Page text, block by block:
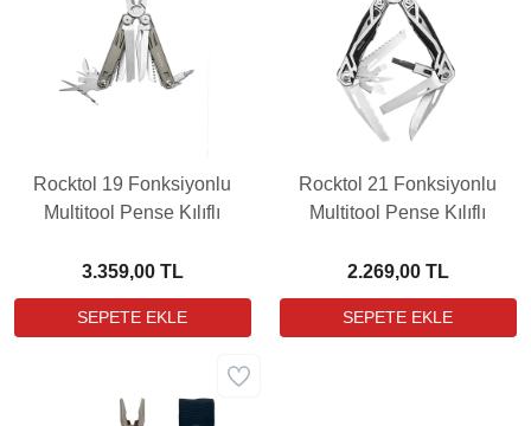
Rocktol 19 Fonksiyonlu
Multitool Pense Kılıflı
3.359,00 TL
Rocktol 21 Fonksiyonlu
Multitool Pense Kılıflı
2.269,00 TL